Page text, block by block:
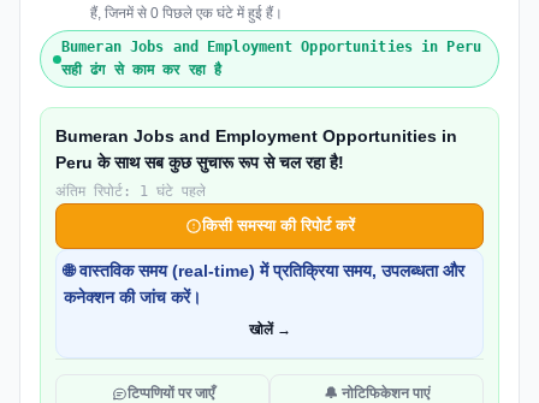
हैं, जिनमें से 0 पिछले एक घंटे में हुई हैं।
Bumeran Jobs and Employment Opportunities in Peru
सही ढंग से काम कर रहा है
Bumeran Jobs and Employment Opportunities in
Peru के साथ सब कुछ सुचारू रूप से चल रहा है!
अंतिम रिपोर्ट: 1 घंटे पहले
किसी समस्या की रिपोर्ट करें
🌐 वास्तविक समय (real-time) में प्रतिक्रिया समय, उपलब्धता और
कनेक्शन की जांच करें।
खोलें →
टिप्पणियों पर जाएँ 🔔 नोटिफिकेशन पाएं